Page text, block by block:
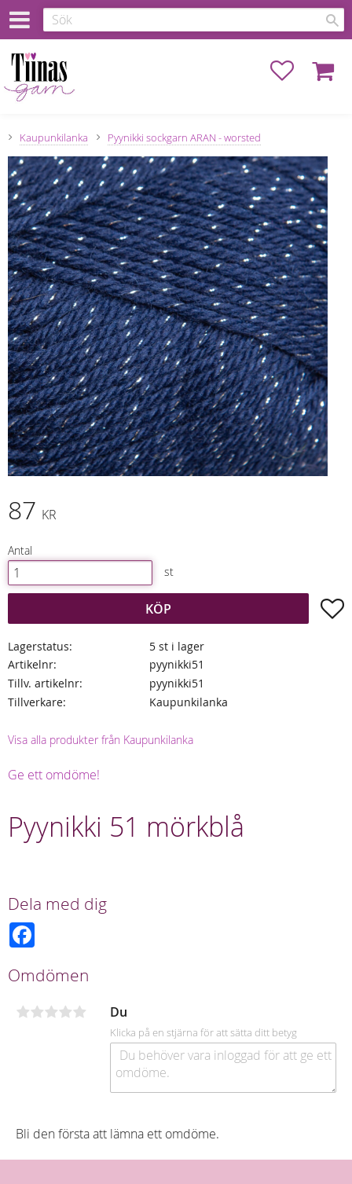
Favoriter
Kaupunkilanka Pyynikki sockgarn ARAN - worsted
87 KR
Antal
st
KÖP
Lagerstatus
5 st i lager
Artikelnr
pyynikki51
Tillv. artikelnr
pyynikki51
Tillverkare
Kaupunkilanka
Visa alla produkter från Kaupunkilanka
Ge ett omdöme!
Pyynikki 51 mörkblå
Dela med dig
b
o
k
Omdömen
Du
Klicka på en stjärna för att sätta ditt betyg
Bli den första att lämna ett omdöme.